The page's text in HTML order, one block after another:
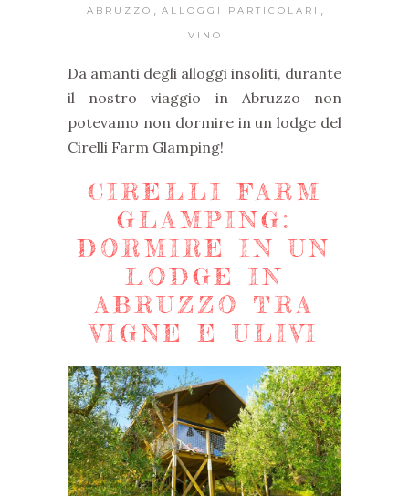
ABRUZZO ALLOGGI PARTICOLARI
VINO
Da amanti degli alloggi insoliti, durante
il nostro viaggio in Abruzzo non
potevamo non dormire in un lodge del
Cirelli Farm Glamping!
CIRELLI FARM
GLAMPING:
DORMIRE IN UN
LODGE IN
ABRUZZO TRA
VIGNE E ULIVI